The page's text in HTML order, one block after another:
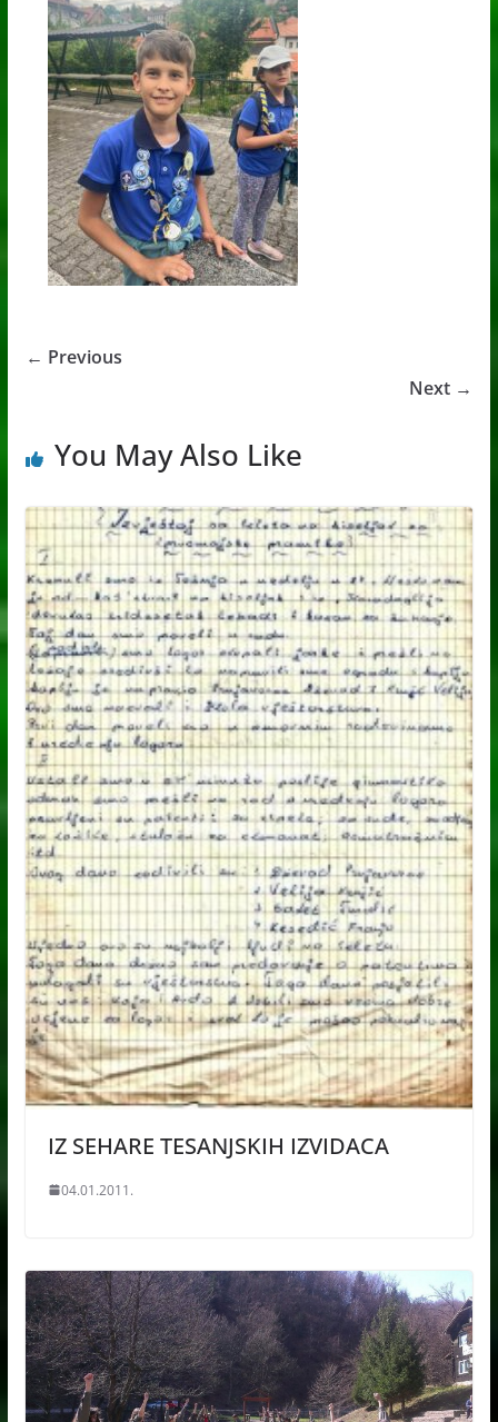
← Previous
Next →
You May Also Like
IZ SEHARE TESANJSKIH IZVIDACA
04.01.2011.